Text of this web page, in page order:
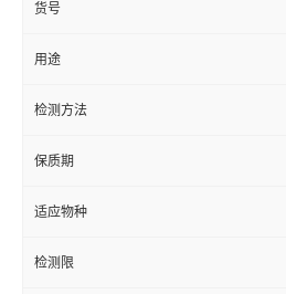
货号
用途
检测方法
保质期
适应物种
检测限